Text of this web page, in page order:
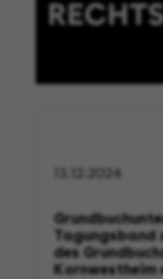
13.12.2024
Tagungsband
des
Kornwestheim